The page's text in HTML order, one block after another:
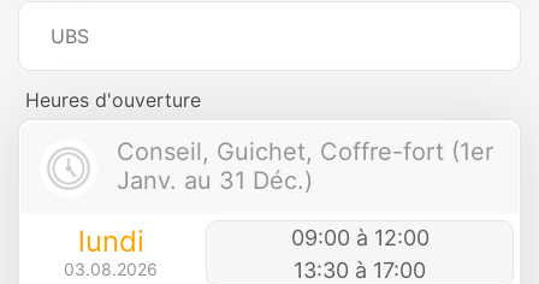
UBS
Heures d'ouverture
Conseil, Guichet, Coffre-fort (1er
Janv. au 31 Déc.)
lundi
03.08.2026
09:00 à 12:00
13:30 à 17:00